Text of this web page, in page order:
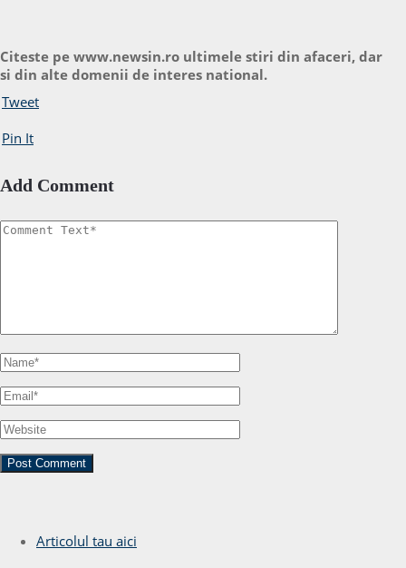
Citeste pe www.newsin.ro ultimele stiri din afaceri, dar
si din alte domenii de interes national.
Tweet
Pin It
Add Comment
Articolul tau aici